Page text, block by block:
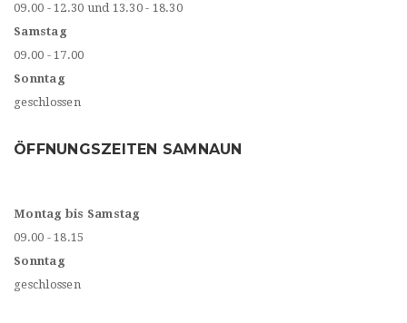
09.00 - 12.30 und 13.30 - 18.30
Samstag
09.00 - 17.00
Sonntag
geschlossen
ÖFFNUNGSZEITEN SAMNAUN
Montag bis Samstag
09.00 - 18.15
Sonntag
geschlossen